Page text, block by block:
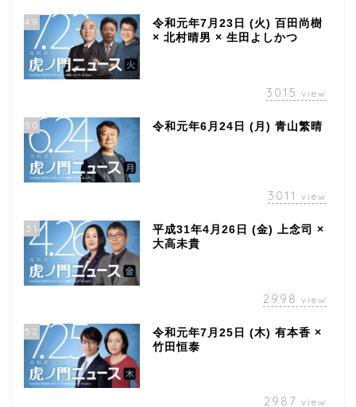
49
令和元年7月23日 (火) 百田尚樹
× 北村晴男 × 生田よしかつ
3015 view
50 令和元年6月24日 (月) 青山繁晴
3011 view
51
平成31年4月26日 (金) 上念司 ×
大高未貴
2998 view
52
令和元年7月25日 (木) 有本香 ×
竹田恒泰
2987 view